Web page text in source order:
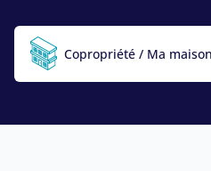
Copropriété / Ma maison